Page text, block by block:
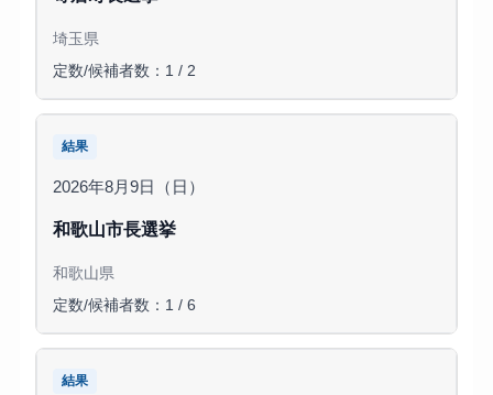
埼玉県
定数/候補者数：1 / 2
結果
2026年8月9日（日）
和歌山市長選挙
和歌山県
定数/候補者数：1 / 6
結果